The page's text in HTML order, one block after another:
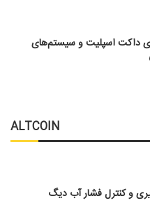
داکت اسپلیت و سیستم‌های
ALTCOIN
و کنترل فشار آب دیگ